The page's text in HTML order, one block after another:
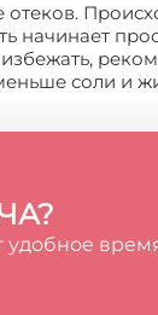
начинает
соли и
удобное